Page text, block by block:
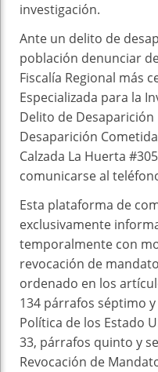
investigación.
Ante un delito de
población denunciar
Fiscalía Regional más
Especializada para la
Delito de Desaparición
Desaparición
Calzada La Huerta
comunicarse al
Esta plataforma de
exclusivamente
temporalmente con
revocación de
ordenado en los
134 párrafos séptimo
Política de los Estado
33, párrafos quinto y
Revocación de